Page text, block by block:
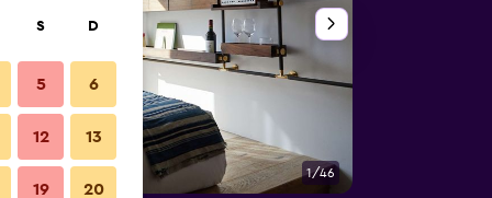
1/46
S D
5 6
12 13
19 20